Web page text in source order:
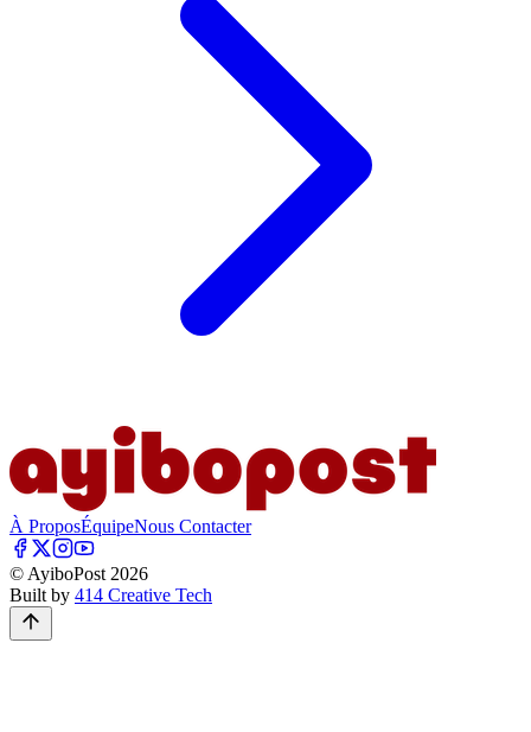
À ProposÉquipeNous Contacter
© AyiboPost2026
Built by 414 Creative Tech